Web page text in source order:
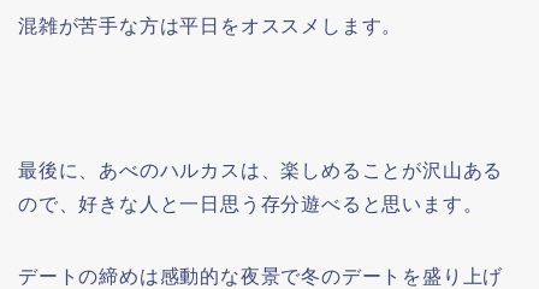
混雑が苦手な方は平日をオススメします。
最後に、あべのハルカスは、楽しめることが沢山ある
ので、好きな人と一日思う存分遊べると思います。
デートの締めは感動的な夜景で冬のデートを盛り上げ